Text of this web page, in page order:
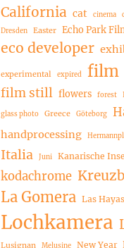
California cat cinema
Dresden Easter Echo Park
eco developer
experimental expired film
film still flowers forest
glass photo Greece Göteborg
handprocessing
Italia Juni Kanarische
kodachrome
La Gomera Las Hayas
Lochkamera
Lusignan Melusine New Year